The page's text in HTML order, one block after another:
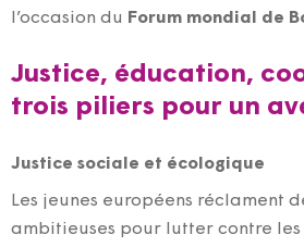
l’occasion du Forum mondial de
Justice, éducation,
trois piliers pour un
Justice sociale et écologique
Les jeunes européens réclament
ambitieuses pour lutter contre